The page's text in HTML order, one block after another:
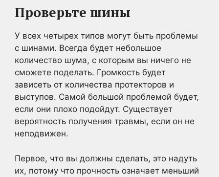
Проверьте шины
У всех четырех типов могут быть проблемы
с шинами. Всегда будет небольшое
количество шума, с которым вы ничего не
сможете поделать. Громкость будет
зависеть от количества протекторов и
выступов. Самой большой проблемой будет,
если они плохо подойдут. Существует
вероятность получения травмы, если он не
неподвижен.
Первое, что вы должны сделать, это надуть
их, потому что прочность означает меньший